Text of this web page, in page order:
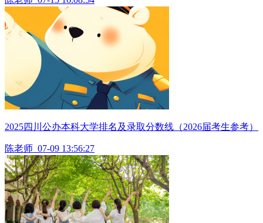
2025四川公办本科大学排名及录取分数线（2026届考生参考）
陈老师 07-09 13:56:27